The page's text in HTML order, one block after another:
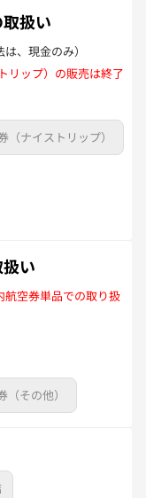
扱い
は、現金のみ）
リップ）の販売は終了
（ナイストリップ）
い
空券単品での取り扱
（その他）